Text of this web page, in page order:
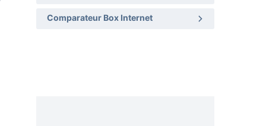
Comparateur Box Internet